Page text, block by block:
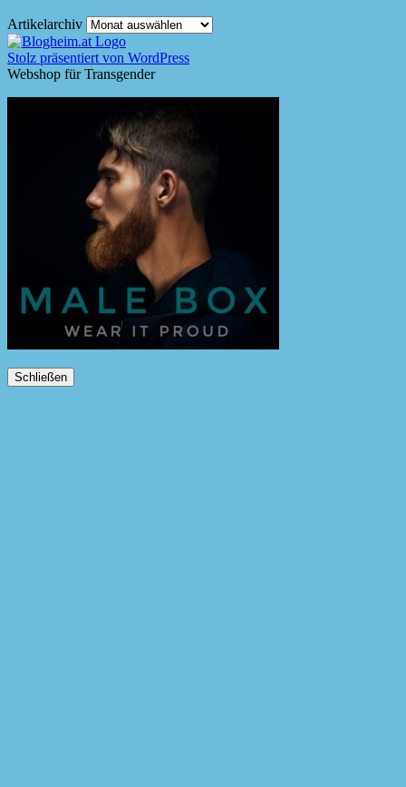
Artikelarchiv
Stolz präsentiert von WordPress
Webshop für Transgender
Schließen